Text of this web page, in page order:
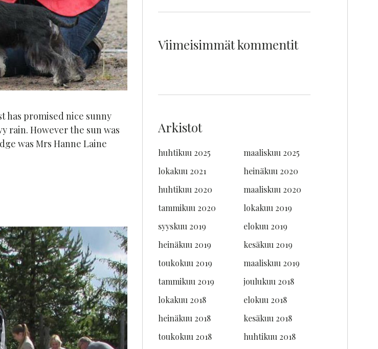
has promised nice sunny
rain. However the sun was
was Mrs Hanne Laine
Viimeisimmät kommentit
Arkistot
huhtikuu 2025
maaliskuu 2025
lokakuu 2021
heinäkuu 2020
huhtikuu 2020
maaliskuu 2020
tammikuu 2020
lokakuu 2019
syyskuu 2019
elokuu 2019
heinäkuu 2019
kesäkuu 2019
toukokuu 2019
maaliskuu 2019
tammikuu 2019
joulukuu 2018
lokakuu 2018
elokuu 2018
heinäkuu 2018
kesäkuu 2018
toukokuu 2018
huhtikuu 2018